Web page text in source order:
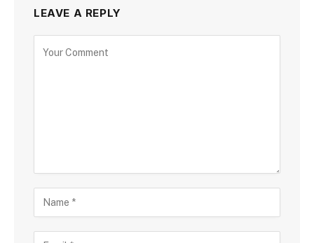
LEAVE A REPLY